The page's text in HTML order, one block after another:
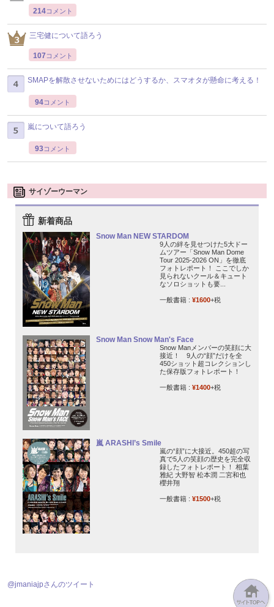
214コメント
三宅健について語ろう
107 コメント
SMAPを解散させないためにはどうするか、スマオタが懸命に考える！
94コメント
嵐について語ろう
93コメント
サイゾーウーマン
新着商品
Snow Man NEW STARDOM
9人の絆を見せつけた5大ドー
ムツアー「Snow Man Dome
Tour 2025-2026 ON」を徹底
フォトレポート！ ここでしか
見られないクール＆キュート
なソロショットも要...
一般書籍 : ¥1600+税
Snow Man Snow Man's Face
Snow Manメンバーの笑顔に大
接近！ 9人の“顔”だけを全
450ショット超コレクションし
た保存版フォトレポート！
一般書籍 : ¥1400+税
嵐 ARASHI’s Smile
嵐の“顔”に大接近。450超の写
真で5人の笑顔の歴史を完全収
録したフォトレポート！ 相葉
雅紀 大野智 松本潤 二宮和也
櫻井翔
一般書籍 : ¥1500+税
@jmaniajpさんのツイート